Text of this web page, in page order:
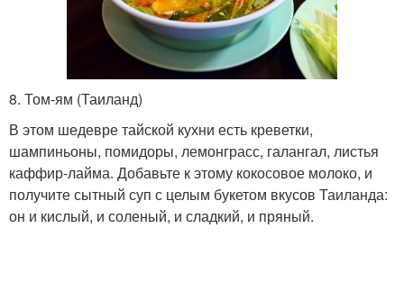
8. Том-ям (Таиланд)
В этом шедевре тайской кухни есть креветки,
шампиньоны, помидоры, лемонграсс, галангал, листья
каффир-лайма. Добавьте к этому кокосовое молоко, и
получите сытный суп с целым букетом вкусов Таиланда:
он и кислый, и соленый, и сладкий, и пряный.